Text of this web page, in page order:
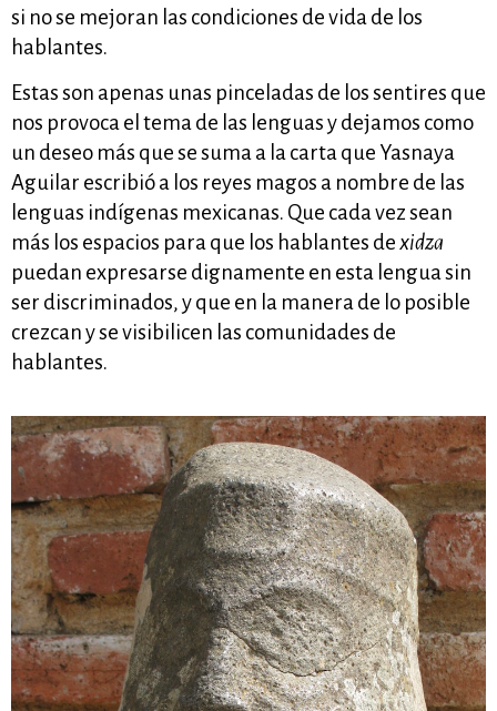
si no se mejoran las condiciones de vida de los
hablantes.
Estas son apenas unas pinceladas de los sentires que
nos provoca el tema de las lenguas y dejamos como
un deseo más que se suma a la carta que Yasnaya
Aguilar escribió a los reyes magos a nombre de las
lenguas indígenas mexicanas. Que cada vez sean
más los espacios para que los hablantes de xidza
puedan expresarse dignamente en esta lengua sin
ser discriminados, y que en la manera de lo posible
crezcan y se visibilicen las comunidades de
hablantes.